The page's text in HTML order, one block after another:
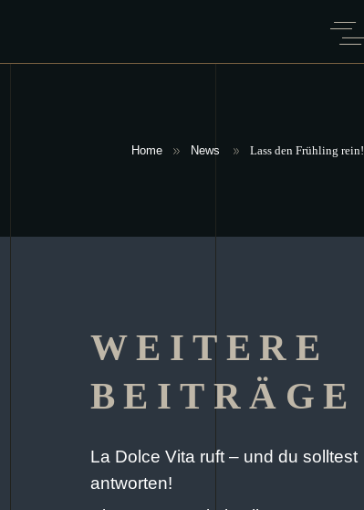
Home News Lass den Frühling rein!
WEITERE
BEITRÄGE
La Dolce Vita ruft – und du solltest
antworten!